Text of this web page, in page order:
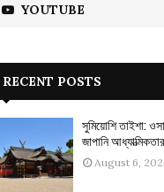
YOUTUBE
RECENT POSTS
সুমিয়োশি তাইশা:
জাপানি
August 6,